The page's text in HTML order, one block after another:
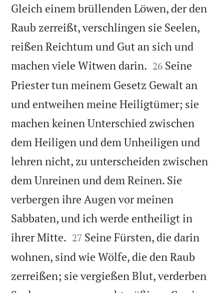
Gleich einem brüllenden Löwen, der den
Raub zerreißt, verschlingen sie Seelen,
reißen Reichtum und Gut an sich und
machen viele Witwen darin. 

26 Seine
Priester tun meinem Gesetz Gewalt an
und entweihen meine Heiligtümer; sie
machen keinen Unterschied zwischen
dem Heiligen und dem Unheiligen und
lehren nicht, zu unterscheiden zwischen
dem Unreinen und dem Reinen. Sie
verbergen ihre Augen vor meinen
Sabbaten, und ich werde entheiligt in
ihrer Mitte. 

27 Seine Fürsten, die darin
wohnen, sind wie Wölfe, die den Raub
zerreißen; sie vergießen Blut, verderben